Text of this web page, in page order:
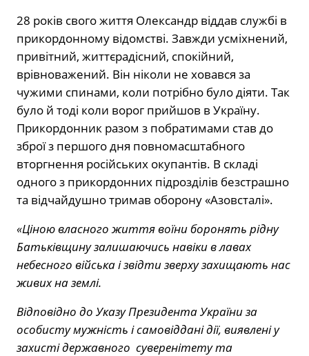
28 років свого життя Олександр віддав службі в
прикордонному відомстві. Завжди усміхнений,
привітний, життєрадісний, спокійний,
врівноважений. Він ніколи не ховався за
чужими спинами, коли потрібно було діяти. Так
було й тоді коли ворог прийшов в Україну.
Прикордонник разом з побратимами став до
зброї з першого дня повномасштабного
вторгнення російських окупантів. В складі
одного з прикордонних підрозділів безстрашно
та відчайдушно тримав оборону «Азовсталі».
«Ціною власного життя воїни боронять рідну
Батьківщину залишаючись навіки в лавах
небесного війська і звідти зверху захищають нас
живих на землі.
Відповідно до Указу Президента України за
особисту мужність і самовіддані дії, виявлені у
захисті державного суверенітету та